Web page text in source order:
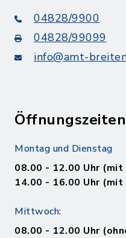
04828/9900
04828/99099
info@amt-
Öffnungszeiten
Montag und Dienstag
08.00 - 12.00 Uhr (mit
14.00 - 16.00 Uhr (mit
Mittwoch:
08.00 - 12.00 Uhr